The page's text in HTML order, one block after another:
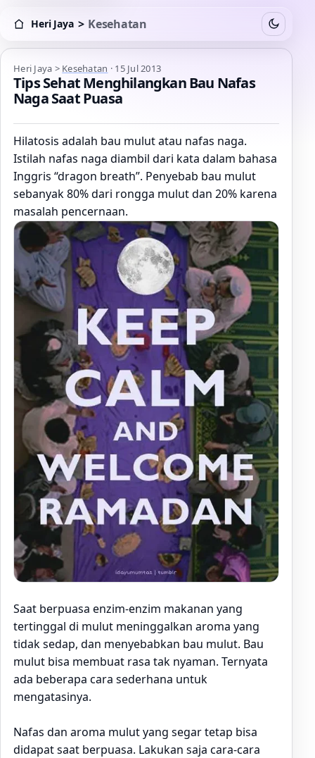
Heri Jaya > Kesehatan
Heri Jaya > Kesehatan Switch to
Heri Jaya > Kesehatan · 15 Jul 2013
Tips Sehat Menghilangkan Bau Nafas
Naga Saat Puasa
Hilatosis adalah bau mulut atau nafas naga.
Istilah nafas naga diambil dari kata dalam bahasa
Inggris “dragon breath”. Penyebab bau mulut
sebanyak 80% dari rongga mulut dan 20% karena
masalah pencernaan.
Saat berpuasa enzim-enzim makanan yang
tertinggal di mulut meninggalkan aroma yang
tidak sedap, dan menyebabkan bau mulut. Bau
mulut bisa membuat rasa tak nyaman. Ternyata
ada beberapa cara sederhana untuk
mengatasinya.
Nafas dan aroma mulut yang segar tetap bisa
didapat saat berpuasa. Lakukan saja cara-cara